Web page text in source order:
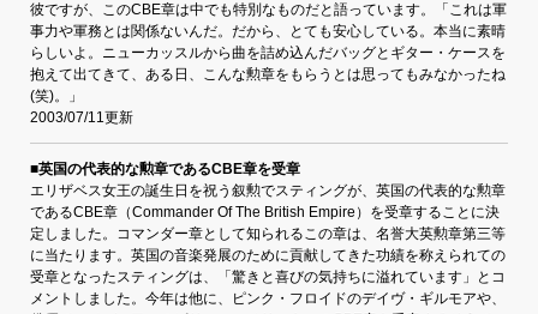
彼ですが、このCBE章は中でも特別なものだと語っています。「これは軍
事力や軍務とは関係ないんだ。だから、とても安心している。本当に素晴
らしいよ。ニューカッスルから曲を詰め込んだバッグとギター・ケースを
抱えて出てきて、ある日、こんな勲章をもらうとは思ってもみなかったね
(笑)。」
2003/07/11更新
■英国の代表的な勲章であるCBE章を受章
エリザベス女王の誕生日を祝う叙勲でスティングが、英国の代表的な勲章
であるCBE章（Commander Of The British Empire）を受章することに決
定しました。コマンダー章として知られるこの章は、名誉大英勲章第三等
に当たります。英国の音楽発展のために貢献してきた功績を称えられての
受章となったスティングは、「驚きと喜びの気持ちに溢れています」とコ
メントしました。今年は他に、ピンク・フロイドのデイヴ・ギルモアや、